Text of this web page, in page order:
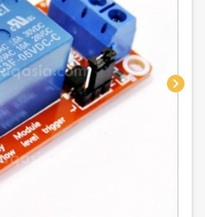
chevron_right